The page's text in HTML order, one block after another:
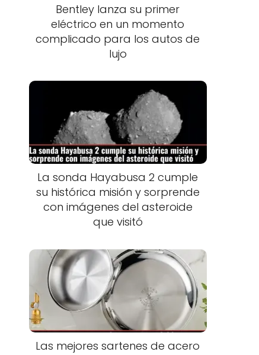
Bentley lanza su primer
eléctrico en un momento
complicado para los autos de
lujo
La sonda Hayabusa 2 cumple
su histórica misión y sorprende
con imágenes del asteroide
que visitó
Las mejores sartenes de acero